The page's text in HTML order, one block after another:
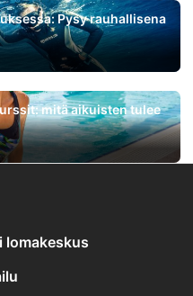
Pysy rauhallisena
mitä aikuisten tulee
lomakeskus